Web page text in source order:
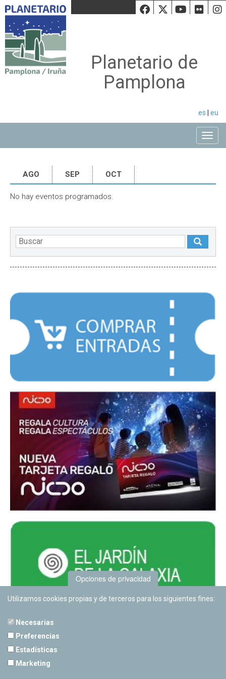
Facebook
Twiiter
Planetario de
Pamplona
es eu
AGO SEP OCT
No hay eventos programados.
Opciones de privacidad
Utilizamos cookies propias y de terceros para los siguientes fines:
Necesarias
Preferencias
Estadísticas
Marketing